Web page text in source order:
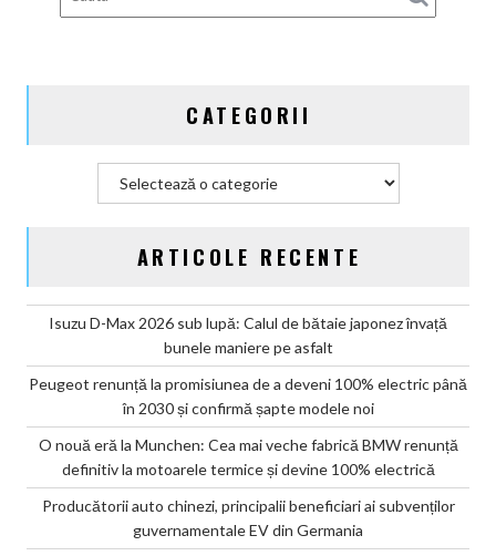
Germania
CATEGORII
ARTICOLE RECENTE
Isuzu D-Max 2026 sub lupă: Calul de bătaie japonez învață
bunele maniere pe asfalt
Peugeot renunță la promisiunea de a deveni 100% electric până
în 2030 și confirmă șapte modele noi
O nouă eră la Munchen: Cea mai veche fabrică BMW renunță
definitiv la motoarele termice și devine 100% electrică
Producătorii auto chinezi, principalii beneficiari ai subvenților
guvernamentale EV din Germania